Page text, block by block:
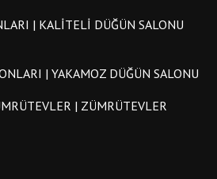
| KALITELI DÜĞÜN SALONU
| YAKAMOZ DÜĞÜN SALONU
| ZÜMRÜTEVLER